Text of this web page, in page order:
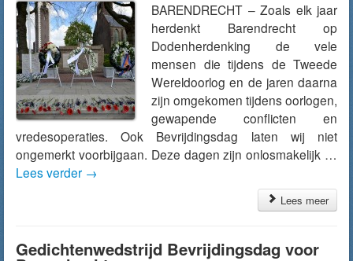
BARENDRECHT – Zoals elk jaar
herdenkt Barendrecht op
Dodenherdenking de vele
mensen die tijdens de Tweede
Wereldoorlog en de jaren daarna
zijn omgekomen tijdens oorlogen,
gewapende conflicten en
vredesoperaties. Ook Bevrijdingsdag laten wij niet
ongemerkt voorbijgaan. Deze dagen zijn onlosmakelijk …
Lees verder →
Lees meer
Gedichtenwedstrijd Bevrijdingsdag voor